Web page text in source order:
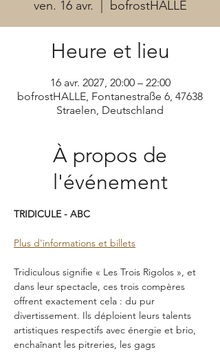
ven. 16 avr. bofrostHALLE
Heure et lieu
16 avr. 2027, 20:00 – 22:00
bofrostHALLE, Fontanestraße 6, 47638
Straelen, Deutschland
À propos de
l'événement
TRIDICULE - ABC
Plus d'informations et billets
Tridiculous signifie « Les Trois Rigolos », et
dans leur spectacle, ces trois compères
offrent exactement cela : du pur
divertissement. Ils déploient leurs talents
artistiques respectifs avec énergie et brio,
enchaînant les pitreries, les gags